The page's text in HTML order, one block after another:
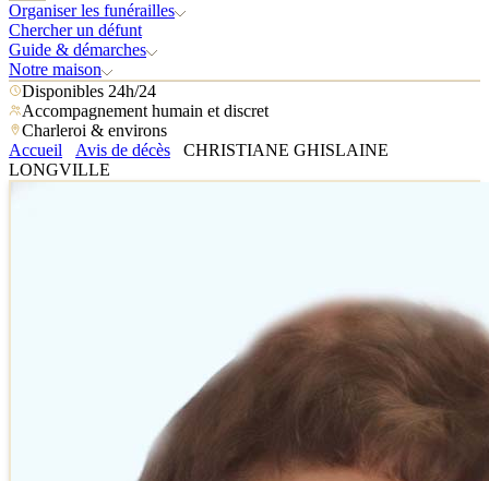
Organiser les funérailles
Chercher un défunt
Guide & démarches
Notre maison
Disponibles 24h/24
Accompagnement humain et discret
Charleroi & environs
Accueil
Avis de décès
CHRISTIANE GHISLAINE
LONGVILLE